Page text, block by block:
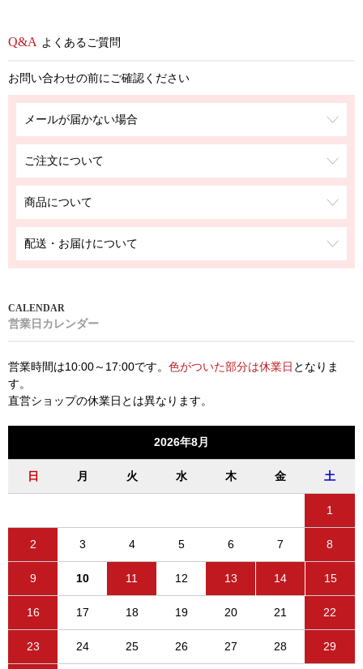
よくあるご質問
お問い合わせの前にご確認ください
メールが届かない場合
ご注文について
商品について
配送・お届けについて
営業日カレンダー
営業時間は10:00～17:00です。 色がついた部分は休業日 となりま
す。
直営ショップの休業日とは異なります。
2026年8月
日 月 火 水 木 金 土
1
2 3 4 5 6 7 8
9 10 11 12 13 14 15
16 17 18 19 20 21 22
23 24 25 26 27 28 29